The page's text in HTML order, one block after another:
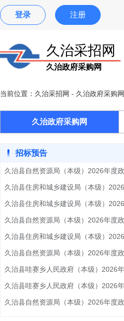
登录 注册
久治采招网
久治政府采购网
当前位置： 久治采招网 - 久治政府采购网
久治政府采购网
招标预告